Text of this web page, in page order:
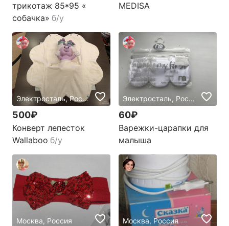
трикотаж 85*95 «
собачка» б/у
MEDISA
Электросталь, Россия
500₽
Конверт лепесток
Wallaboo б/у
Электросталь, Россия
60₽
Варежки-царапки для
малыша
Москва, Россия Москва, Россия